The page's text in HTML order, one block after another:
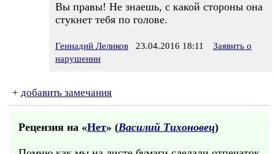
Вы правы! Не знаешь, с какой стороны она
стукнет тебя по голове.
Геннадий Леликов 23.04.2016 18:11
Заявить о
нарушении
+ добавить замечания
Рецензия на «Нет» (Василий Тихоновец)